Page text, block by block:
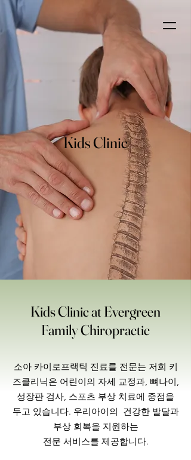
Kids Clinic
Kids Clinic at Evergreen
Family Chiropractic
소아 카이로프랙틱 진료를 전문는 저희 키
즈클리닉은 어린이의 자세 교정과, 뼈나이,
성장판 검사, 스포츠 부상 치료에 중점을
두고 있습니다. 우리아이의 건강한 발달과
부상 회복을 지원하는
전문 서비스를 제공합니다.